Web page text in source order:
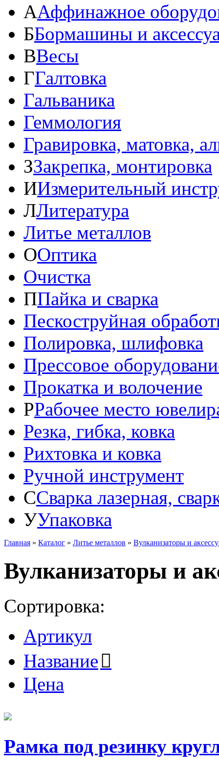
ААффинажное
ББормашины и
ВВесы
ГГалтовка
Гальваника
Геммология
Гравировка, матовка,
ЗЗакрепка, монтировка
ИИзмерительный
ЛЛитература
Литье металлов
ООптика
Очистка
ППайка и сварка
Пескоструйная
Полировка, шлифовка
Прессовое
Прокатка и волочение
РРабочее место
Резка, гибка, ковка
Рихтовка и ковка
Ручной инструмент
ССварка лазерная,
УУпаковка
Главная » Каталог » Литье металлов » Вулканизаторы и
Вулканизаторы и
Сортировка:
Артикул
Название
Цена
Рамка под резинку